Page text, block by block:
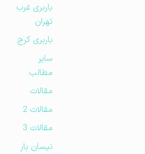
باربری غرب
تهران
باربری کرج
مطالب
مقالات
مقالات 2
مقالات 3
نیسان بار